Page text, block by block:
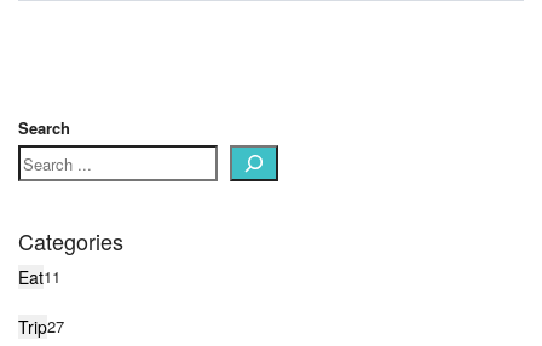
Search
Categories
Eat11
Trip27